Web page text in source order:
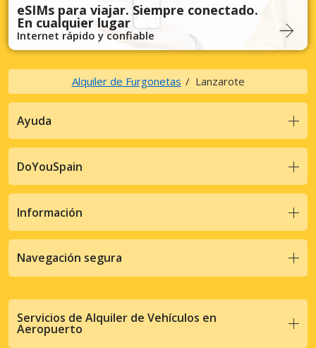
eSIMs para viajar. Siempre conectado.
En cualquier lugar
Internet rápido y confiable
Alquiler de Furgonetas Lanzarote
Ayuda
DoYouSpain
Información
Navegación segura
Servicios de Alquiler de Vehículos en
Aeropuerto